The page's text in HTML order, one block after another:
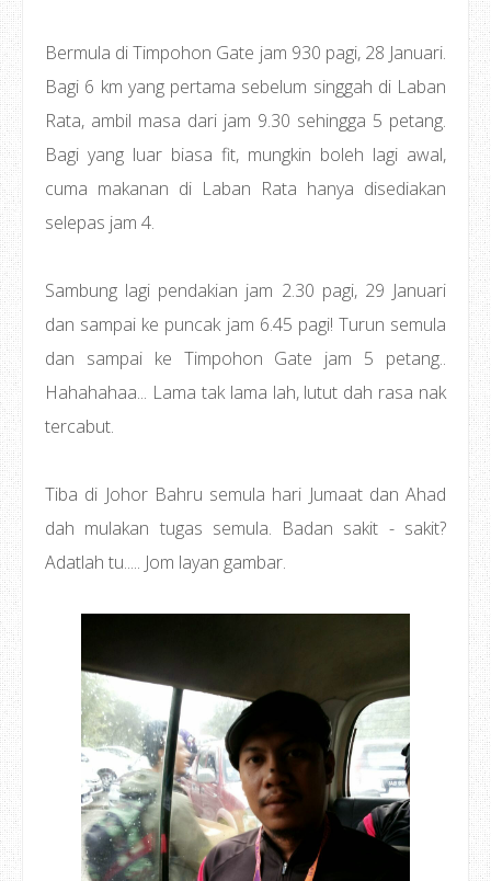
Bermula di Timpohon Gate jam 930 pagi, 28 Januari.
Bagi 6 km yang pertama sebelum singgah di Laban
Rata, ambil masa dari jam 9.30 sehingga 5 petang.
Bagi yang luar biasa fit, mungkin boleh lagi awal,
cuma makanan di Laban Rata hanya disediakan
selepas jam 4.
Sambung lagi pendakian jam 2.30 pagi, 29 Januari
dan sampai ke puncak jam 6.45 pagi! Turun semula
dan sampai ke Timpohon Gate jam 5 petang..
Hahahahaa... Lama tak lama lah, lutut dah rasa nak
tercabut.
Tiba di Johor Bahru semula hari Jumaat dan Ahad
dah mulakan tugas semula. Badan sakit - sakit?
Adatlah tu..... Jom layan gambar.